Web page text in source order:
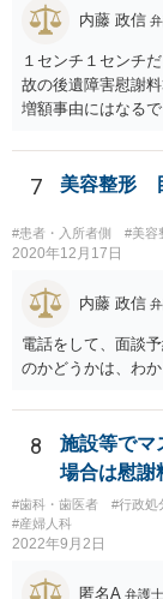
内藤 政信
１センチ１センチ
故の後遺障害慰謝
増額事由にはなるで
7 美容整形
#患者・入所者側 #美容
2020年12月17日
内藤 政信
電話をして、面談
のかどうかは、わ
8
施設等でマ
場合は慰謝
#歯科・歯医者 #行政処
#産婦人科
2022年9月2日
匿名A 弁護士